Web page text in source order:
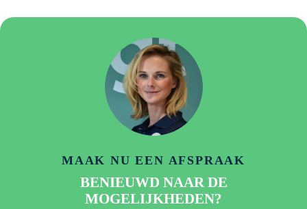
MAAK NU EEN AFSPRAAK
BENIEUWD NAAR DE
MOGELIJKHEDEN?